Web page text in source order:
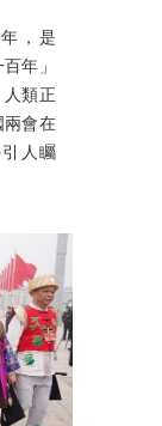
，是
年」
人類正
兩會在
人矚